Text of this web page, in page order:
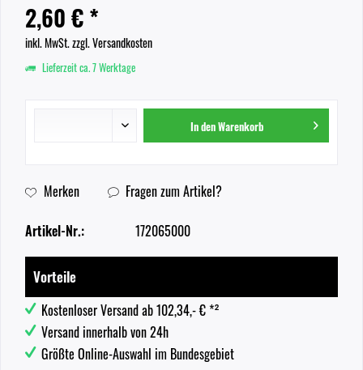
2,60 € *
inkl. MwSt.zzgl. Versandkosten
Lieferzeit ca. 7 Werktage
In denWarenkorb
Merken Fragen zum Artikel?
Artikel-Nr.: 172065000
Vorteile
Kostenloser Versand ab 102,34,- € *²
Versand innerhalb von 24h
Größte Online-Auswahl im Bundesgebiet